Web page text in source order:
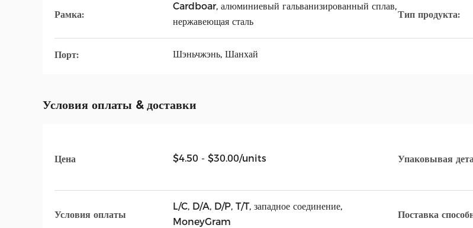
Рамка:
Cardboar, алюминиевый гальванизированный сплав,
нержавеющая сталь
Тип продукта:
Порт: Шэньчжэнь, Шанхай
Условия оплаты & доставки
Цена $4.50 - $30.00/units Упаковывая
Условия оплаты
L/C, D/A, D/P, T/T, западное соединение,
MoneyGram
Поставка